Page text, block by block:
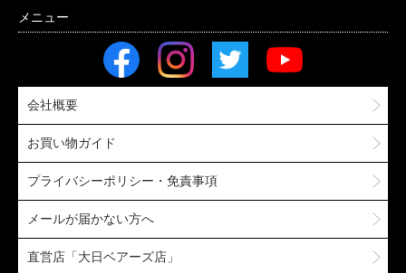
会社概要
お買い物ガイド
プライバシーポリシー・免責事項
メールが届かない方へ
直営店「大日ベアーズ店」